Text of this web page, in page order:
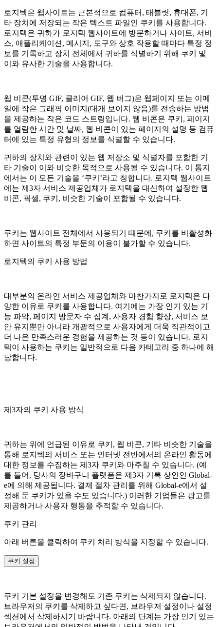
로지텍은 웹사이트는 근본적으로 컴퓨터, 태블릿, 휴대폰, 기
타 장치에 저장되는 작은 텍스트 파일인 쿠키를 사용합니다.
로지텍은 귀하가 로지텍 웹사이트에 방문하거나 사이트, 서비
스, 애플리케이션, 메시지, 도구와 상호 작용할 때마다 특정 정
보를 기록하고 장치 전체에서 귀하를 식별하기 위해 쿠키 및
이와 유사한 기술을 사용합니다.
웹 비콘(투명 GIF, 클리어 GIF, 웹 버그)은 웹페이지 또는 이메
일에 작은 그래픽 이미지(대개 보이지 않음)를 전송하는 방법
을 제공하는 작은 코드 스트링입니다. 웹 비콘은 쿠키, 페이지
를 열람한 시간 및 날짜, 웹 비콘이 있는 페이지의 설명 등 컴퓨
터에 있는 특정 유형의 정보를 식별할 수 있습니다.
귀하의 장치와 관련이 있는 웹 저장소 및 식별자를 포함한 기
타 기술이 이와 비슷한 목적으로 사용될 수 있습니다. 이 통지
에서는 이 모든 기술을 ‘쿠키’라고 칭합니다. 로지텍 웹사이트
에는 제3자 서비스 제공업체가 로지텍을 대신하여 설정한 웹
비콘, 픽셀, 쿠키, 비슷한 기술이 포함될 수 있습니다.
쿠키는 웹사이트 전체에서 사용되기 때문에, 쿠키를 비활성화
하면 사이트의 특정 부문의 이용이 불가할 수 있습니다.
로지텍의 쿠키 사용 방법
대부분의 온라인 서비스 제공업체와 마찬가지로 로지텍은 다
양한 이유로 쿠키를 사용합니다. 여기에는 가장 인기 있는 기
능 파악, 페이지 방문자 수 집계, 사용자 경험 향상, 서비스 보
안 유지뿐만 아니라 개괄적으로 사용자에게 더욱 직관적이고
더 나은 만족스러운 경험을 제공하는 것 등이 있습니다. 로지
텍이 사용하는 쿠키는 일반적으로 다음 카테고리 중 하나에 해
당합니다.
제3자의 쿠키 사용 방식
귀하는 위에 언급된 이유로 쿠키, 웹 비콘, 기타 비슷한 기술을
통해 로지텍의 서비스 또는 인터넷 전반에서의 온라인 활동에
대한 정보를 수집하는 제3자 쿠키와 마주칠 수 있습니다. (예
를 들어, 당사의 장바구니 플랫폼은 제3자 기록 상인인 Global-
e에 의해 제공됩니다. 결제 절차 관리를 위해 Global-e에서 설
정해 둔 쿠키가 있을 수도 있습니다.) 이러한 기업들은 광고를
제공하거나 사용자 행동을 추적할 수 있습니다.
쿠키 관리
아래 버튼을 클릭하여 쿠키 처리 방식을 지정할 수 있습니다.
쿠키 설정
쿠키 기본 설정을 변경해도 기존 쿠키는 삭제되지 않습니다.
브라우저의 쿠키를 삭제하고 싶다면, 브라우저 설정이나 설정
섹션에서 삭제하시기 바랍니다. 아래의 단계는 가장 인기 있는